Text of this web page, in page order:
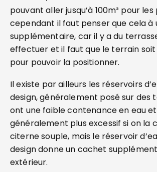
pouvant aller jusqu’à 100m³ pour
cependant il faut penser que cela à
supplémentaire, car il y a du
effectuer et il faut que le terrain soit
pour pouvoir la positionner.
Il existe par ailleurs les réservoirs
design, généralement posé sur des
ont une faible contenance en eau
généralement plus excessif si on la
citerne souple, mais le réservoir
design donne un cachet
extérieur.